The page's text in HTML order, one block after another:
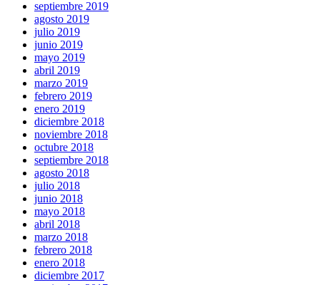
septiembre 2019
agosto 2019
julio 2019
junio 2019
mayo 2019
abril 2019
marzo 2019
febrero 2019
enero 2019
diciembre 2018
noviembre 2018
octubre 2018
septiembre 2018
agosto 2018
julio 2018
junio 2018
mayo 2018
abril 2018
marzo 2018
febrero 2018
enero 2018
diciembre 2017